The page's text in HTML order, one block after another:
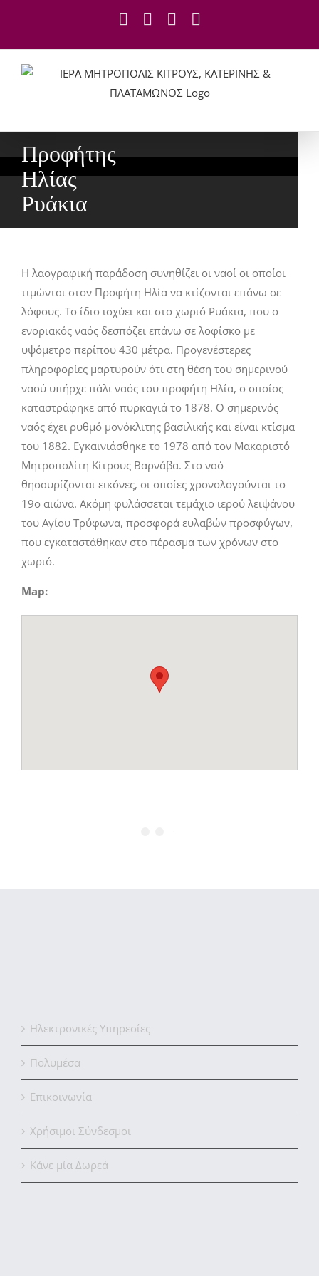
content
Facebook
YouTube
Προφήτης
Ηλίας
Ρυάκια
Η λαογραφική παράδοση συνηθίζει οι ναοί οι οποίοι
τιμώνται στον Προφήτη Ηλία να κτίζονται επάνω σε
λόφους. Το ίδιο ισχύει και στο χωριό Ρυάκια, που ο
ενοριακός ναός δεσπόζει επάνω σε λοφίσκο με
υψόμετρο περίπου 430 μέτρα. Προγενέστερες
πληροφορίες μαρτυρούν ότι στη θέση του σημερινού
ναού υπήρχε πάλι ναός του προφήτη Ηλία, ο οποίος
καταστράφηκε από πυρκαγιά το 1878. Ο σημερινός
ναός έχει ρυθμό μονόκλιτης βασιλικής και είναι κτίσμα
του 1882. Εγκαινιάσθηκε το 1978 από τον Μακαριστό
Μητροπολίτη Κίτρους Βαρνάβα. Στο ναό
θησαυρίζονται εικόνες, οι οποίες χρονολογούνται το
19ο αιώνα. Ακόμη φυλάσσεται τεμάχιο ιερού λειψάνου
του Αγίου Τρύφωνα, προσφορά ευλαβών προσφύγων,
που εγκαταστάθηκαν στο πέρασμα των χρόνων στο
χωριό.
Map
Ηλεκτρονικές Υπηρεσίες
Πολυμέσα
Επικοινωνία
Χρήσιμοι Σύνδεσμοι
Κάνε μία Δωρεά